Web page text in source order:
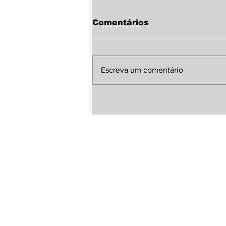
Comentários
Escreva um comentário